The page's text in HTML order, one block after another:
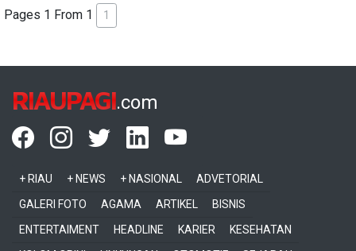
Pages 1 From 1 1
RIAUPAGI.com
+ RIAU + NEWS + NASIONAL
ADVETORIAL
GALERI FOTO
AGAMA ARTIKEL
BISNIS
ENTERTAIMENT
HEADLINE KARIER
KESEHATAN